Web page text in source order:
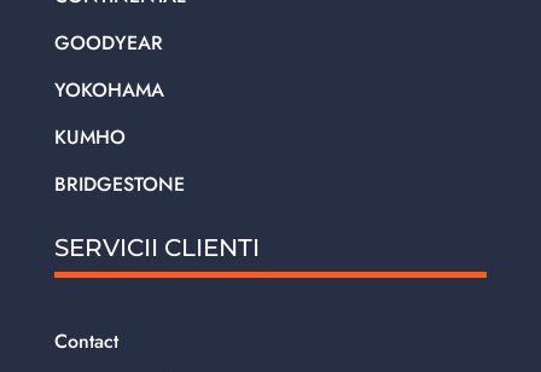
GOODYEAR
YOKOHAMA
KUMHO
BRIDGESTONE
SERVICII CLIENTI
Contact